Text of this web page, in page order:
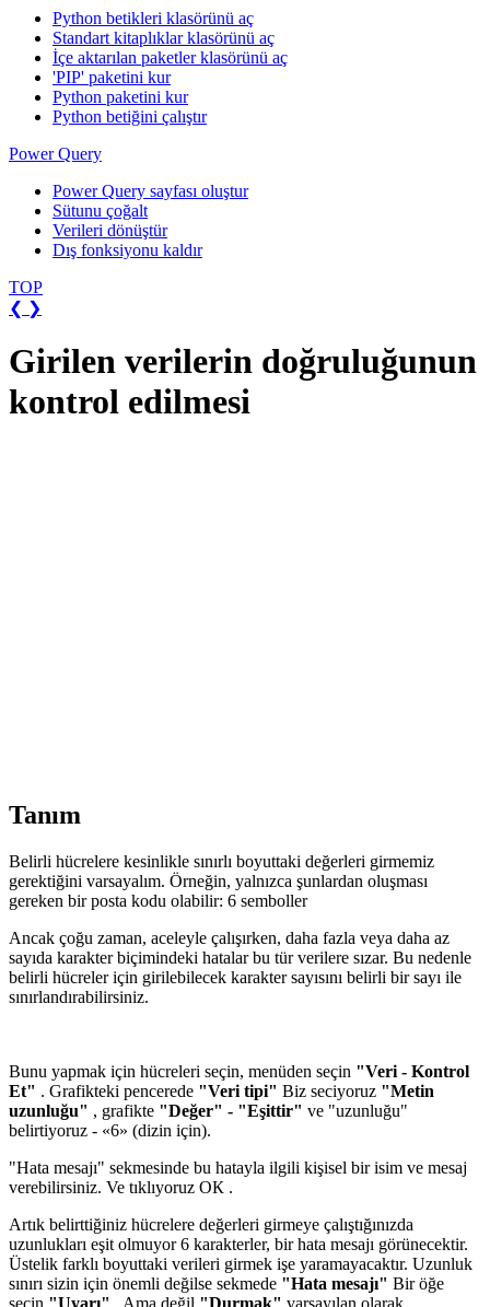
Python betikleri klasörünü aç
Standart kitaplıklar klasörünü aç
İçe aktarılan paketler klasörünü aç
'PIP' paketini kur
Python paketini kur
Python betiğini çalıştır
Power Query
Power Query sayfası oluştur
Sütunu çoğalt
Verileri dönüştür
Dış fonksiyonu kaldır
TOP
❮ ❯
Girilen verilerin doğruluğunun
kontrol edilmesi
Tanım
Belirli hücrelere kesinlikle sınırlı boyuttaki değerleri girmemiz
gerektiğini varsayalım. Örneğin, yalnızca şunlardan oluşması
gereken bir posta kodu olabilir: 6 semboller
Ancak çoğu zaman, aceleyle çalışırken, daha fazla veya daha az
sayıda karakter biçimindeki hatalar bu tür verilere sızar. Bu nedenle
belirli hücreler için girilebilecek karakter sayısını belirli bir sayı ile
sınırlandırabilirsiniz.
Bunu yapmak için hücreleri seçin, menüden seçin "Veri - Kontrol
Et" . Grafikteki pencerede "Veri tipi" Biz seciyoruz "Metin
uzunluğu" , grafikte "Değer" - "Eşittir" ve "uzunluğu"
belirtiyoruz - «6» (dizin için).
"Hata mesajı" sekmesinde bu hatayla ilgili kişisel bir isim ve mesaj
verebilirsiniz. Ve tıklıyoruz ОК .
Artık belirttiğiniz hücrelere değerleri girmeye çalıştığınızda
uzunlukları eşit olmuyor6 karakterler, bir hata mesajı görünecektir.
Üstelik farklı boyuttaki verileri girmek işe yaramayacaktır. Uzunluk
sınırı sizin için önemli değilse sekmede "Hata mesajı" Bir öğe
seçin "Uyarı" , Ama değil "Durmak" varsayılan olarak.